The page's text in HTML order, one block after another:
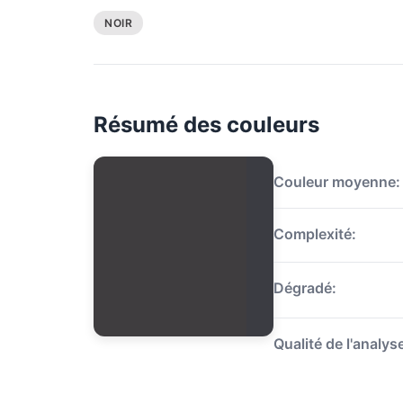
NOIR
Résumé des couleurs
Couleur moyenne:
Complexité:
Dégradé:
Qualité de